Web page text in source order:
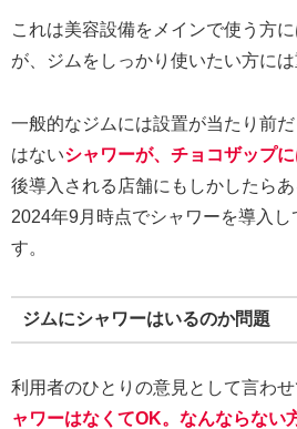
これは美容設備をメインで使う方
が、ジムをしっかり使いたい方には
一般的なジムには設置が当たり前
はないシャワーが、チョコザップ
後導入される店舗にもしかしたらあ
2024年9月時点でシャワーを導入
す。
ジムにシャワーはいるのか問題
利用者のひとりの意見として言わせ
ャワーはなくてOK。なんならない